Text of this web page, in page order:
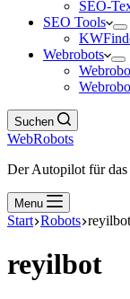
SEO-
SEO Tools
Webrobots
Suchen
WebRobots
Der Autopilot für
Menu
Start Robots reyilbot
reyilbot